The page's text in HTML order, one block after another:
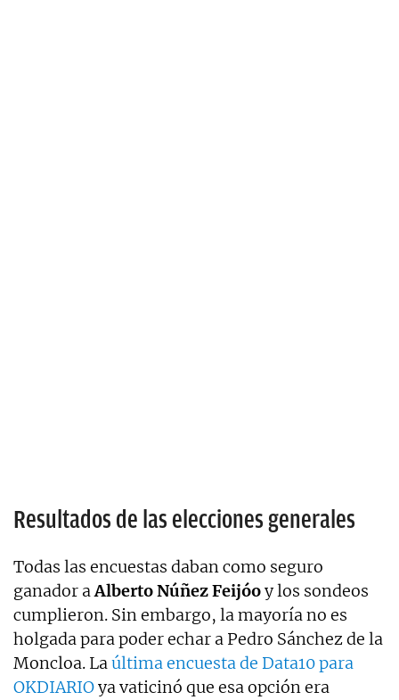
Resultados de las elecciones generales
Todas las encuestas daban como seguro
ganador aAlberto Núñez Feijóoy los sondeos
cumplieron. Sin embargo, la mayoría no es
holgada para poder echar a Pedro Sánchez de la
Moncloa. Laúltima encuesta de Data10 para
OKDIARIOya vaticinó que esa opción era